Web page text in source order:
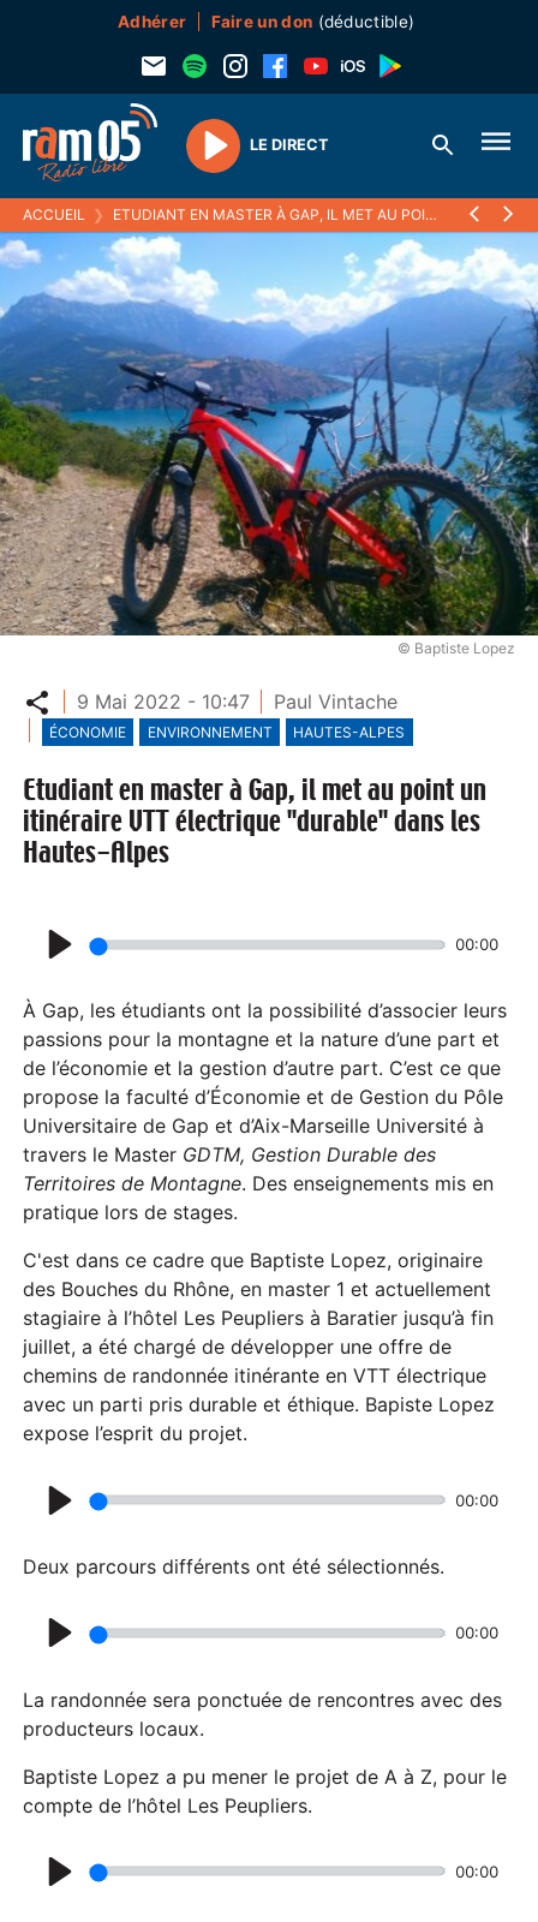
Adhérer Faire un don (déductible)
Play
LE DIRECT
ACCUEIL ❯ ETUDIANT EN MASTER À GAP, IL MET AU POINT UN ITINÉRAIRE VTT ÉLECTRIQUE "DURABLE" DANS LES HAUTES-ALPES
© Baptiste Lopez
Partager
9 Mai 2022 - 10:47 Paul Vintache
ÉCONOMIE ENVIRONNEMENT HAUTES-ALPES
Etudiant en master à Gap, il met au point un
itinéraire VTT électrique "durable" dans les
Hautes-Alpes
l
a
y
00:00
À Gap, les étudiants ont la possibilité d’associer leurs
passions pour la montagne et la nature d’une part et
de l’économie et la gestion d’autre part. C’est ce que
propose la faculté d’Économie et de Gestion du Pôle
Universitaire de Gap et d’Aix-Marseille Université à
travers le Master GDTM, Gestion Durable des
Territoires de Montagne. Des enseignements mis en
pratique lors de stages.
C'est dans ce cadre que Baptiste Lopez, originaire
des Bouches du Rhône, en master 1 et actuellement
stagiaire à l’hôtel Les Peupliers à Baratier jusqu’à fin
juillet, a été chargé de développer une offre de
chemins de randonnée itinérante en VTT électrique
avec un parti pris durable et éthique. Bapiste Lopez
expose l’esprit du projet.
l
y
00:00
Deux parcours différents ont été sélectionnés.
l
a
00:00
La randonnée sera ponctuée de rencontres avec des
producteurs locaux.
Baptiste Lopez a pu mener le projet de A à Z, pour le
compte de l’hôtel Les Peupliers.
00:00